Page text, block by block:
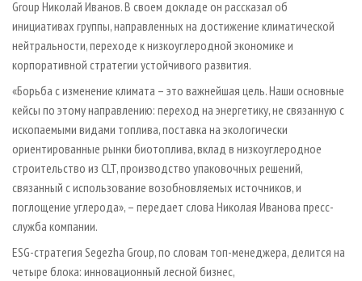
ЦБП
ИНСТРУМЕНТ И МАТЕРИАЛЫ
ГАЗЕТА ЛЕСПРОМФОРУМ
БИБЛИОТЕКА СПЕЦИАЛИСТА
Group Николай Иванов. В своем докладе он рассказал об
инициативах группы, направленных на достижение климатической
нейтральности, переходе к низкоуглеродной экономике и
корпоративной стратегии устойчивого развития.
«Борьба с изменение климата – это важнейшая цель. Наши основные
кейсы по этому направлению: переход на энергетику, не связанную с
ископаемыми видами топлива, поставка на экологически
ориентированные рынки биотоплива, вклад в низкоуглеродное
строительство из CLT, производство упаковочных решений,
связанный с использование возобновляемых источников, и
поглощение углерода», – передает слова Николая Иванова пресс-
служба компании.
ESG-стратегия Segezha Group, по словам топ-менеджера, делится на
четыре блока: инновационный лесной бизнес,